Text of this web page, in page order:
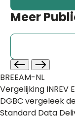
Meer
BREEAM-NL
Vergelijking INREV
DGBC vergeleek
Standard Data